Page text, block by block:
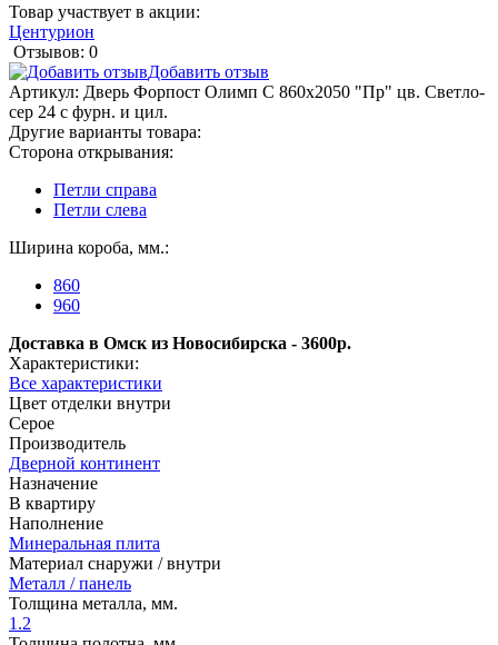
Товар участвует в акции:
Центурион
Отзывов: 0
Добавить отзыв
Артикул: Дверь Форпост Олимп С 860х2050 "Пр" цв. Светло-
сер 24 с фурн. и цил.
Другие варианты товара:
Сторона открывания:
Петли справа
Петли слева
Ширина короба, мм.:
860
960
Доставка в Омск из Новосибирска - 3600р.
Характеристики:
Все характеристики
Цвет отделки внутри
Серое
Производитель
Дверной континент
Назначение
В квартиру
Наполнение
Минеральная плита
Материал снаружи / внутри
Металл / панель
Толщина металла, мм.
1.2